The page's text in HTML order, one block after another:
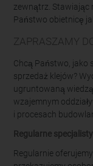
zewnątrz. Stawiając
Państwo obietnicę
ZAPRASZAMY
Chcą Państwo, jako
sprzedaż klejów?
ugruntowaną
wzajemnym
i procesach
Regularne
Regularnie